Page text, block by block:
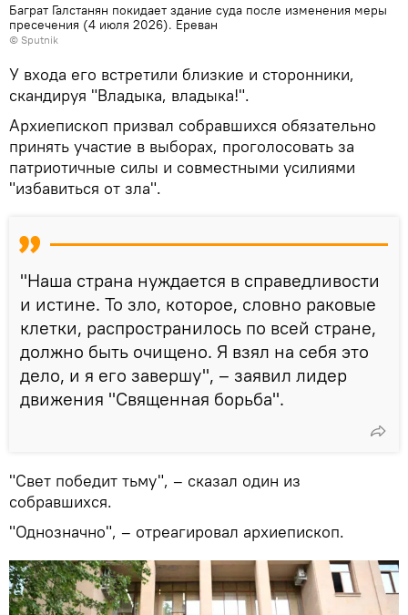
Баграт Галстанян покидает здание суда после изменения меры
пресечения (4 июля 2026). Еревaн
© Sputnik
У входа его встретили близкие и сторонники,
скандируя "Владыка, владыка!".
Архиепископ призвал собравшихся обязательно
принять участие в выборах, проголосовать за
патриотичные силы и совместными усилиями
"избавиться от зла".
"Наша страна нуждается в справедливости
и истине. То зло, которое, словно раковые
клетки, распространилось по всей стране,
должно быть очищено. Я взял на себя это
дело, и я его завершу", – заявил лидер
движения "Священная борьба".
"Свет победит тьму", – сказал один из
собравшихся.
"Однозначно", – отреагировал архиепископ.